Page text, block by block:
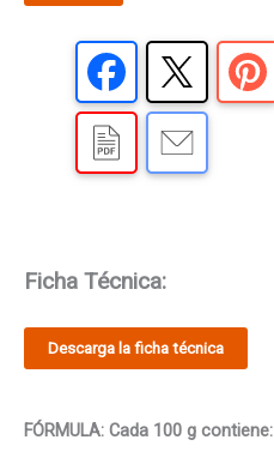
Ficha Técnica:
Descarga la ficha técnica
FÓRMULA: Cada 100 g contiene: